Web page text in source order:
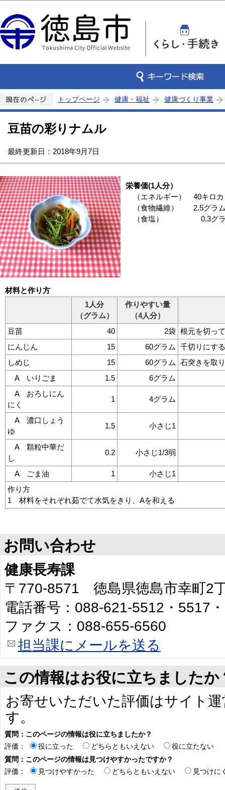
トップページ 健康・福祉 健康づくり事業
豆苗の彩りナムル
最終更新日：2018年9月7日
栄養価(1人分）
（エネルギー） 40キロカ
（食物繊維） 2.5グラ
（食塩） 0.3グラ
材料と作り方
1人分
（グラム）
作りやすい量
（4人分）
豆苗
40 2袋 根元を切っ
にんじん
15 60グラム
千切りにする
しめじ
15 60グラム
石突きを取
A いりごま
1.5
6グラム
A おろしにん
にく
1 4グラム
A 濃口しょう
ゆ
1.5 小さじ1
A 顆粒中華だ
し
0.2 小さじ1/3弱
A ごま油 1
小さじ1
作り方
1 材料をそれぞれ茹でて水気をきり、Aを和える
お問い合わせ
健康長寿課
〒770-8571 徳島県徳島市幸町2
電話番号：088-621-5512・5517
ファクス：088-655-6560
担当課にメールを送る
この情報はお役に立ちましたか
お寄せいただいた評価はサイト
す。
質問：このページの情報は役に立ちましたか？
評価：
役に立った どちらともいえない
役に立たない
質問：このページの情報は見つけやすかったですか？
評価：
見つけやすかった どちらともいえない 見つけに